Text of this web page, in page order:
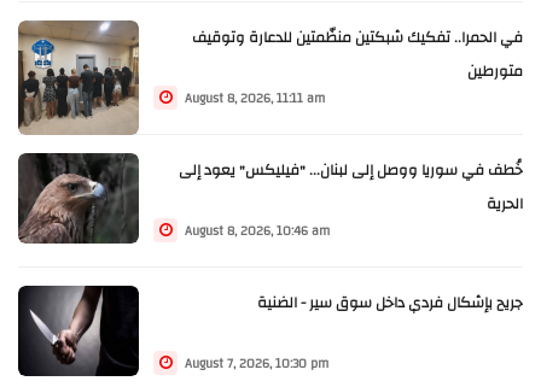
في الحمرا.. تفكيك شبكتين منظّمتين للدعارة وتوقيف
متورطين
August 8, 2026, 11:11 am
خُطف في سوريا ووصل إلى لبنان... "فيليكس" يعود إلى
الحرية
August 8, 2026, 10:46 am
جريح بإشكال فردي داخل سوق سير - الضنية
August 7, 2026, 10:30 pm